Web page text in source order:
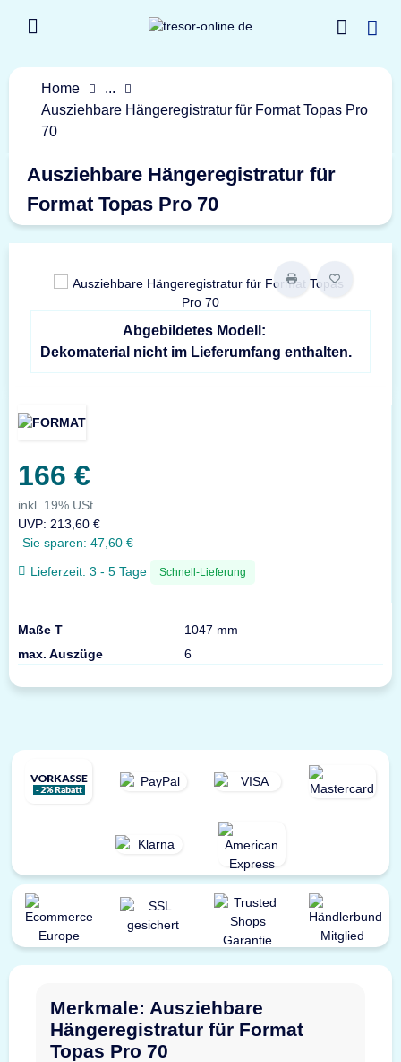
Home
...
Ausziehbare Hängeregistratur für Format Topas Pro
70
Ausziehbare Hängeregistratur für
Format Topas Pro 70
Abgebildetes Modell:
Dekomaterial nicht im Lieferumfang enthalten.
166 €
inkl. 19% USt.
UVP: 213,60 €
Sie sparen: 47,60 €
Lieferzeit: 3 - 5 Tage Schnell-Lieferung
Maße T
1047 mm
max. Auszüge
6
Merkmale: Ausziehbare
Hängeregistratur für Format
Topas Pro 70